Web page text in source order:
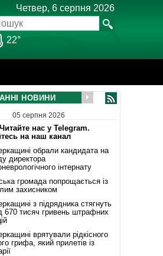
Четвер, 6 серпня 2026
22°
НОВИНИ
05 серпня 2026
нас у Telegram.
на наш канал
обрали кандидата на
директора
інтернату
громада попрощається із
захисником
з підрядника стягнуть
670 тисяч гривень штрафних
врятували рідкісного
грифа, який прилетів із